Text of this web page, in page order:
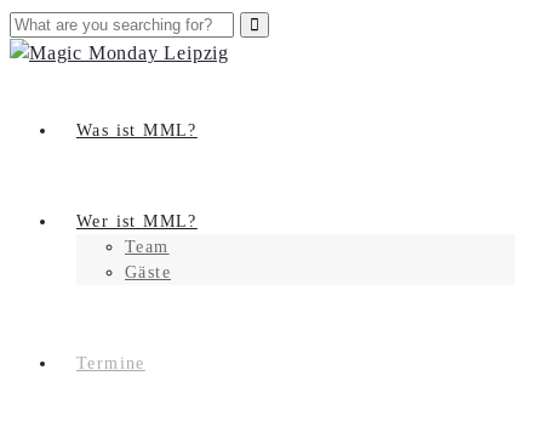
Was ist MML?
Wer ist MML?
Team
Gäste
Termine